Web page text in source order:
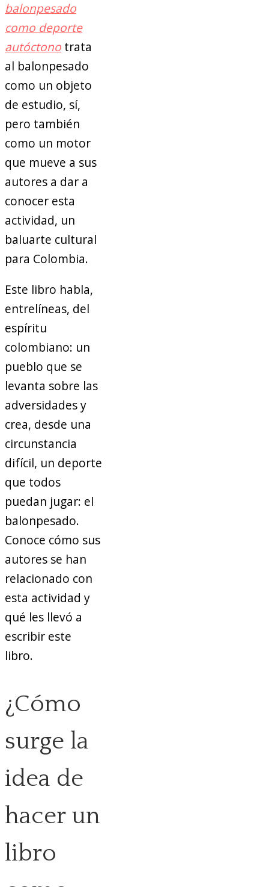
balonpesado
como deporte
autóctono trata
al balonpesado
como un objeto
de estudio, sí,
pero también
como un motor
que mueve a sus
autores a dar a
conocer esta
actividad, un
baluarte cultural
para Colombia.
Este libro habla,
entrelíneas, del
espíritu
colombiano: un
pueblo que se
levanta sobre las
adversidades y
crea, desde una
circunstancia
difícil, un deporte
que todos
puedan jugar: el
balonpesado.
Conoce cómo sus
autores se han
relacionado con
esta actividad y
qué les llevó a
escribir este
libro.
¿Cómo
surge la
idea de
hacer un
libro